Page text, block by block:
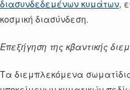
διασυνδεδεμένων κυμάτων,
κοσμική διασύνδεση.
Επεξήγηση της κβαντικής
Τα διεμπλεκόμενα